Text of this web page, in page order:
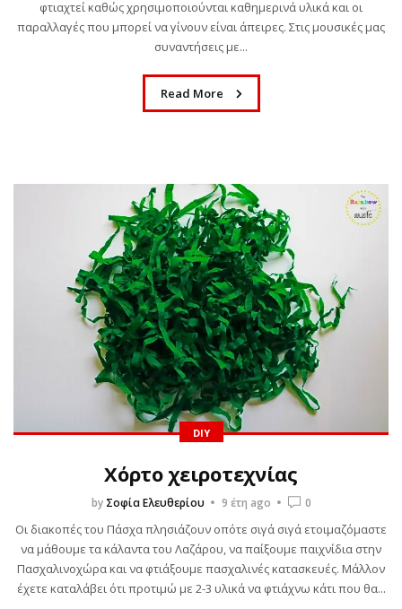
φτιαχτεί καθώς χρησιμοποιούνται καθημερινά υλικά και οι
παραλλαγές που μπορεί να γίνουν είναι άπειρες. Στις μουσικές μας
συναντήσεις με...
Read More
DIY
Χόρτο χειροτεχνίας
by Σοφία Ελευθερίου 9 έτη ago 0
Οι διακοπές του Πάσχα πλησιάζουν οπότε σιγά σιγά ετοιμαζόμαστε
να μάθουμε τα κάλαντα του Λαζάρου, να παίξουμε παιχνίδια στην
Πασχαλινοχώρα και να φτιάξουμε πασχαλινές κατασκευές. Μάλλον
έχετε καταλάβει ότι προτιμώ με 2-3 υλικά να φτιάχνω κάτι που θα...